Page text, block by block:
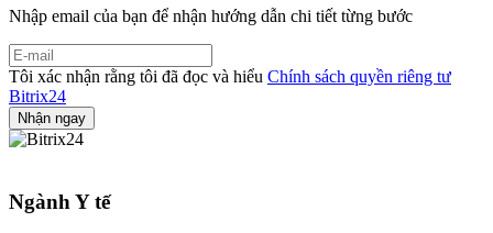
Nhập email của bạn để nhận hướng dẫn chi tiết từng bước
Tôi xác nhận rằng tôi đã đọc và hiểu Chính sách quyền riêng tư
Bitrix24
Ngành Y tế